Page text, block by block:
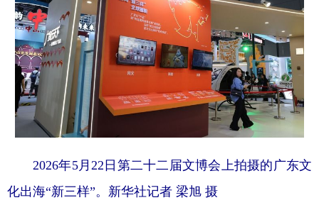
2026年5月22日第二十二届文博会上拍摄的广东文
化出海“新三样”。新华社记者 梁旭 摄